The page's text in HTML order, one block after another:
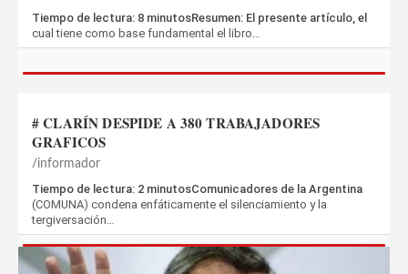
Tiempo de lectura: 8 minutosResumen: El presente artículo, el
cual tiene como base fundamental el libro…
# CLARÍN DESPIDE A 380 TRABAJADORES
GRAFICOS
informador
Tiempo de lectura: 2 minutosComunicadores de la Argentina
(COMUNA) condena enfáticamente el silenciamiento y la
tergiversación…